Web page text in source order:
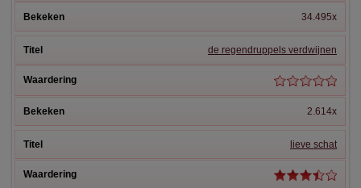
34.495x
de regendruppels verdwijnen
2.614x
lieve schat